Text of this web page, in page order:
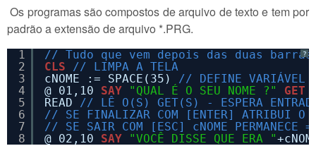
Os programas são compostos de arquivo de texto e tem por
padrão a extensão de arquivo *.PRG.
?
1
2
3
4
5
6
7
8
// Tudo que vem depois das duas
CLS
// LIMPA A TELA
cNOME := SPACE(35)
// DEFINE VARIÁVEL
@ 01,10 SAY "QUAL É O SEU NOME ?" GET
READ
// LÊ O(S) GET(S) - ESPERA ENTRADA
// SE FINALIZAR COM [ENTER] ATRIBUI O
// SE SAIR COM [ESC] cNOME PERMANECE
@ 02,10 SAY "VOCÊ DISSE QUE ERA "